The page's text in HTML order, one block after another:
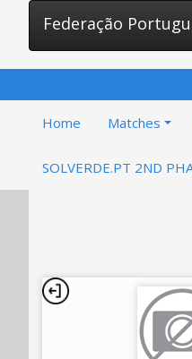
Federação
Home Matches
SOLVERDE.PT 2ND